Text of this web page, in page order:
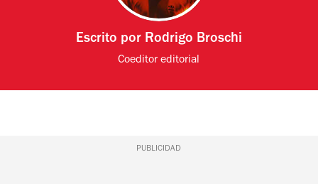
Escrito por Rodrigo Broschi
Coeditor editorial
PUBLICIDAD